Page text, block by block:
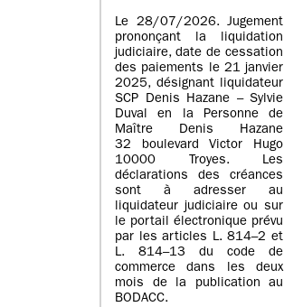
Le 28/07/2026. Jugement
prononçant la liquidation
judiciaire, date de cessation
des paiements le 21 janvier
2025, désignant liquidateur
SCP Denis Hazane – Sylvie
Duval en la Personne de
Maître Denis Hazane
32 boulevard Victor Hugo
10000 Troyes. Les
déclarations des créances
sont à adresser au
liquidateur judiciaire ou sur
le portail électronique prévu
par les articles L. 814–2 et
L. 814–13 du code de
commerce dans les deux
mois de la publication au
BODACC.